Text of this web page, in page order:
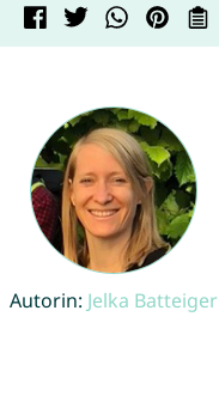
Autorin: Jelka Batteiger